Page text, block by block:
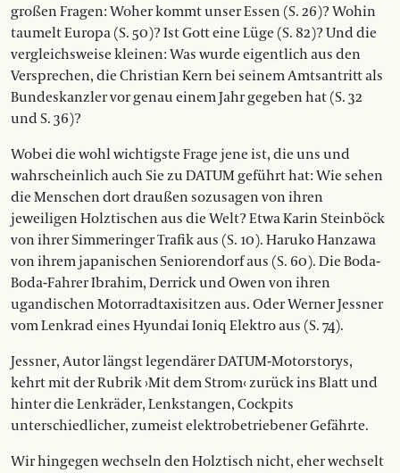
großen Fragen: Woher kommt unser Essen (S. 26)? Wohin
taumelt Europa (S. 50)? Ist Gott eine Lüge (S. 82)? Und die
vergleichsweise kleinen: Was wurde eigentlich aus den
Versprechen, die Christian Kern bei seinem Amtsantritt als
Bundeskanzler vor genau einem Jahr gegeben hat (S. 32
und S. 36)?
Wobei die wohl wichtigste Frage jene ist, die uns und
wahrscheinlich auch Sie zu DATUM geführt hat: Wie sehen
die Menschen dort draußen sozusagen von ihren
jeweiligen Holztischen aus die Welt? Etwa Karin Steinböck
von ihrer Simmeringer Trafik aus (S. 10). Haruko Hanzawa
von ihrem japanischen Seniorendorf aus (S. 60). Die Boda-
Boda-Fahrer Ibrahim, Derrick und Owen von ihren
ugandischen Motorradtaxisitzen aus. Oder Werner Jessner
vom Lenkrad eines Hyundai Ioniq Elektro aus (S. 74).
Jessner, Autor längst legendärer DATUM-Motorstorys,
kehrt mit der Rubrik ›Mit dem Strom‹ zurück ins Blatt und
hinter die Lenk­räder, Lenkstangen, Cockpits
unterschiedlicher, zumeist elektrobetriebener Gefährte.
Wir hingegen wechseln den Holztisch nicht, eher wechselt